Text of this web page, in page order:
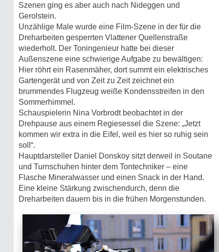
Szenen ging es aber auch nach Nideggen und
Gerolstein.
Unzählige Male wurde eine Film-Szene in der für die
Dreharbeiten gesperrten Vlattener Quellenstraße
wiederholt. Der Toningenieur hatte bei dieser
Außenszene eine schwierige Aufgabe zu bewältigen:
Hier röhrt ein Rasenmäher, dort summt ein elektrisches
Gartengerät und von Zeit zu Zeit zeichnet ein
brummendes Flugzeug weiße Kondensstreifen in den
Sommerhimmel.
Schauspielerin Nina Vorbrodt beobachtet in der
Drehpause aus einem Regiesessel die Szene: „Jetzt
kommen wir extra in die Eifel, weil es hier so ruhig sein
soll“.
Hauptdarsteller Daniel Donskoy sitzt derweil in Soutane
und Turnschuhen hinter dem Tontechniker – eine
Flasche Mineralwasser und einen Snack in der Hand.
Eine kleine Stärkung zwischendurch, denn die
Dreharbeiten dauern bis in die frühen Morgenstunden.